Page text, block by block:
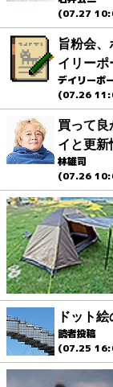
(07.27
旨粉会
イリーポ
デイリーポ
(07.26
買って良
イと更新
林雄司
(07.26
ドット
読者投稿
(07.25